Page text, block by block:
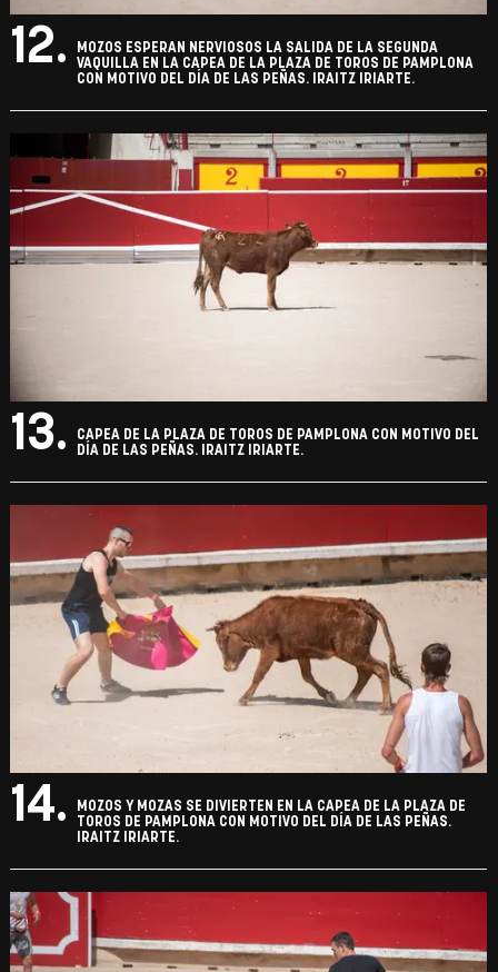
12.
MOZOS ESPERAN NERVIOSOS LA SALIDA DE LA SEGUNDA
VAQUILLA EN LA CAPEA DE LA PLAZA DE TOROS DE PAMPLONA
CON MOTIVO DEL DÍA DE LAS PEÑAS. IRAITZ IRIARTE.
13.
CAPEA DE LA PLAZA DE TOROS DE PAMPLONA CON MOTIVO DEL
DÍA DE LAS PEÑAS. IRAITZ IRIARTE.
14.
MOZOS Y MOZAS SE DIVIERTEN EN LA CAPEA DE LA PLAZA DE
TOROS DE PAMPLONA CON MOTIVO DEL DÍA DE LAS PEÑAS.
IRAITZ IRIARTE.